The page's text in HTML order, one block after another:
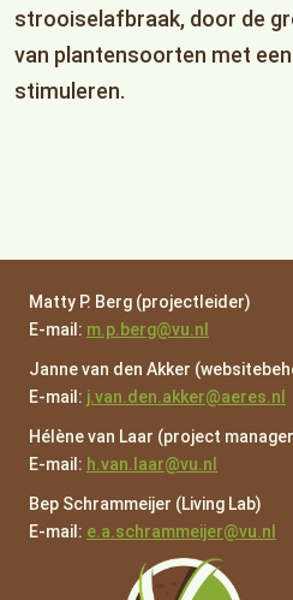
strooiselafbraak, door de
van plantensoorten met
stimuleren.
Matty P. Berg (projectleider)
E-mail: m.p.berg@vu.nl
Janne van den Akker
E-mail: j.van.den.akker@aeres.nl
Hélène van Laar (project
E-mail: h.van.laar@vu.nl
Bep Schrammeijer (Living Lab)
E-mail: e.a.schrammeijer@vu.nl